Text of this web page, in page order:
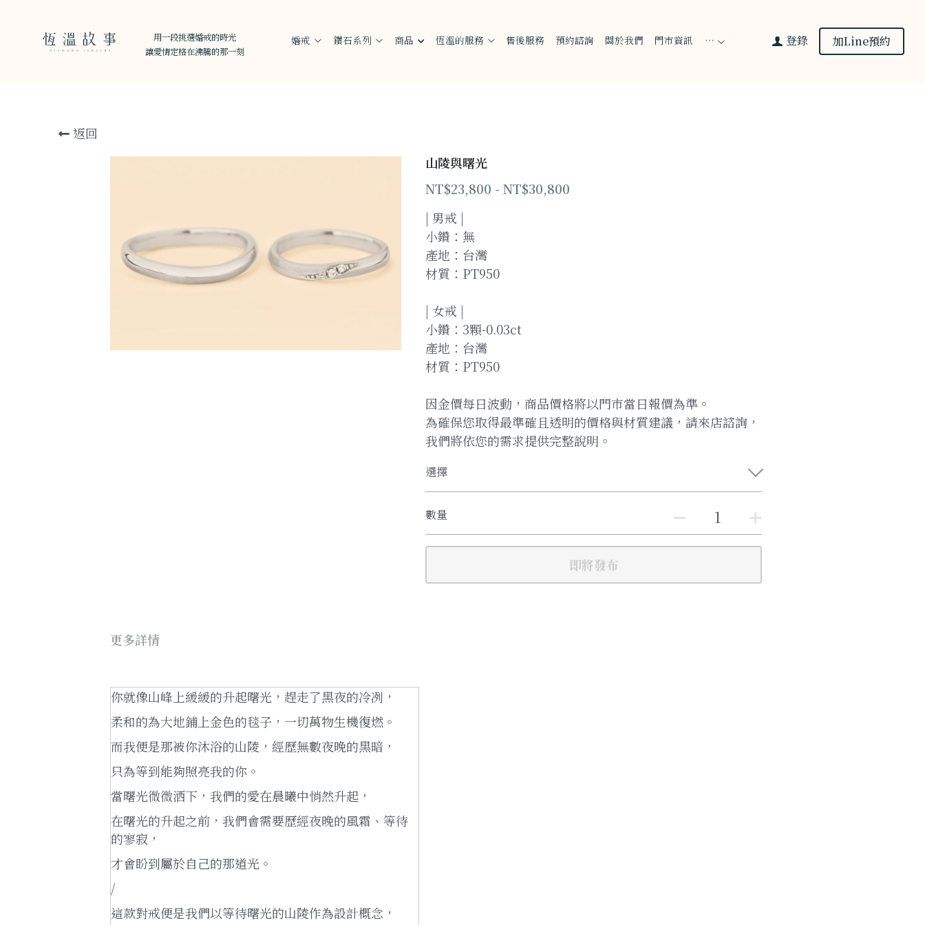
用一段挑選婚戒的時光
讓愛情定格在沸騰的那一刻
婚戒 鑽石系列 商品 恆溫的服務 售後服務 預約諮詢 關於我們 門市資訊 … 登錄 加Line預約
返回
山陵與曙光
NT$23,800 - NT$30,800
| 男戒 |
小鑽：無
產地：台灣
材質：PT950
| 女戒 |
小鑽：3顆-0.03ct
產地：台灣
材質：PT950
因金價每日波動，商品價格將以門市當日報價為準。
為確保您取得最準確且透明的價格與材質建議，請來店諮詢，
我們將依您的需求提供完整說明。
選擇
數量
即將發布
更多詳情
你就像山峰上緩緩的升起曙光，趕走了黑夜的冷冽，
柔和的為大地鋪上金色的毯子，一切萬物生機復燃。
而我便是那被你沐浴的山陵，經歷無數夜晚的黑暗，
只為等到能夠照亮我的你。
當曙光微微洒下，我們的愛在晨曦中悄然升起，
在曙光的升起之前，我們會需要歷經夜晚的風霜、等待
的寥寂，
才會盼到屬於自己的那道光。
/
這款對戒便是我們以等待曙光的山陵作為設計概念，